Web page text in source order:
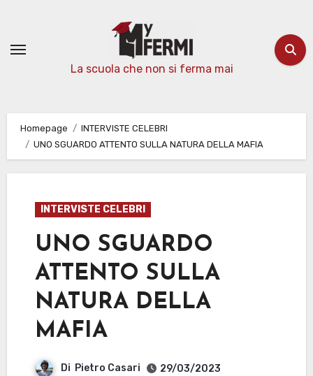
contenuto
La scuola che non si ferma mai
Homepage
INTERVISTE CELEBRI
UNO SGUARDO ATTENTO SULLA NATURA DELLA MAFIA
INTERVISTE CELEBRI
UNO SGUARDO
ATTENTO SULLA
NATURA DELLA
MAFIA
Di Pietro Casari
29/03/2023